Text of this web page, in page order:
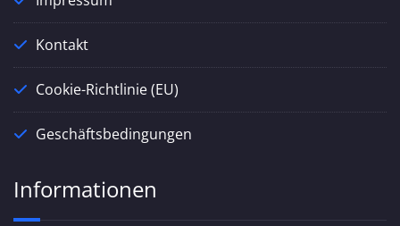
Kontakt
Cookie-Richtlinie (EU)
Geschäftsbedingungen
Informationen